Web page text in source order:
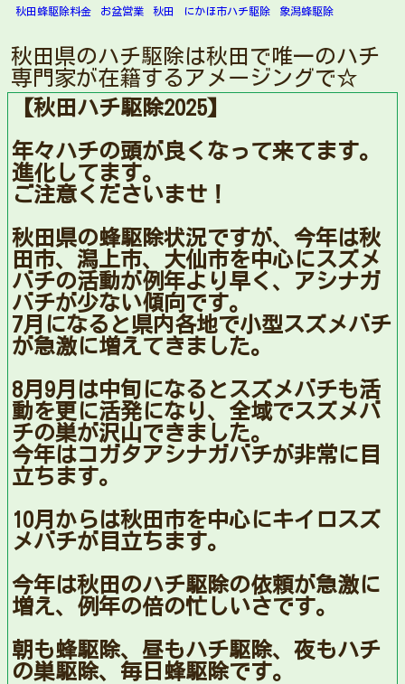
秋田蜂駆除料金
お盆営業 秋田 にかほ市ハチ駆除 象潟蜂駆除
秋田県のハチ駆除は秋田で唯一のハチ
専門家が在籍するアメージングで☆
【秋田ハチ駆除2025】
年々ハチの頭が良くなって来てます。
進化してます。
ご注意くださいませ！
秋田県の蜂駆除状況ですが、今年は秋
田市、潟上市、大仙市を中心にスズメ
バチの活動が例年より早く、アシナガ
バチが少ない傾向です。
7月になると県内各地で小型スズメバチ
が急激に増えてきました。
8月9月は中旬になるとスズメバチも活
動を更に活発になり、全域でスズメバ
チの巣が沢山できました。
今年はコガタアシナガバチが非常に目
立ちます。
10月からは秋田市を中心にキイロスズ
メバチが目立ちます。
今年は秋田のハチ駆除の依頼が急激に
増え、例年の倍の忙しいさです。
朝も蜂駆除、昼もハチ駆除、夜もハチ
の巣駆除、毎日蜂駆除です。